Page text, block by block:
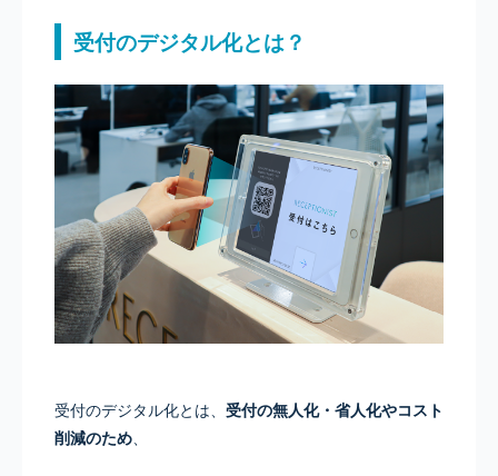
受付のデジタル化とは？
受付のデジタル化とは、 受付の無人化・省人化やコスト
削減のため、